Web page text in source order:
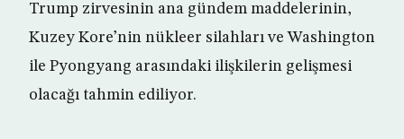
Trump zirvesinin ana gündem maddelerinin,
Kuzey Kore’nin nükleer silahları ve Washington
ile Pyongyang arasındaki ilişkilerin gelişmesi
olacağı tahmin ediliyor.